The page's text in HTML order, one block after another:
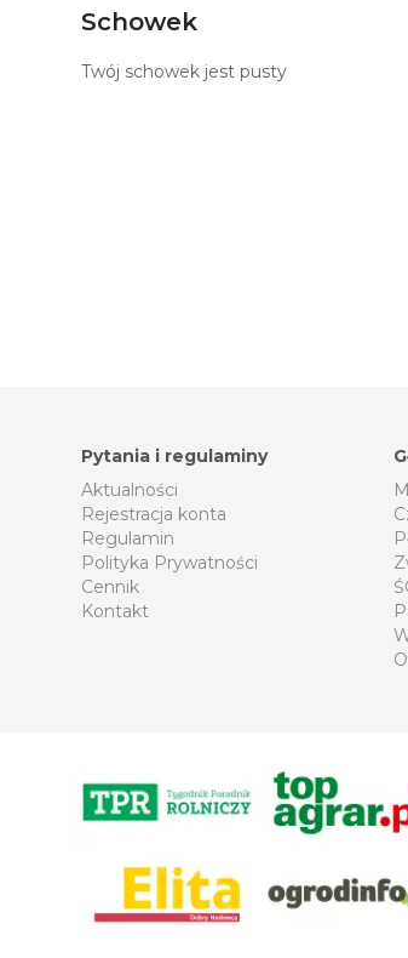
Schowek
Twój schowek jest pusty
Pytania i regulaminy
Aktualności
Rejestracja konta
Regulamin
Polityka Prywatności
Cennik
Kontakt